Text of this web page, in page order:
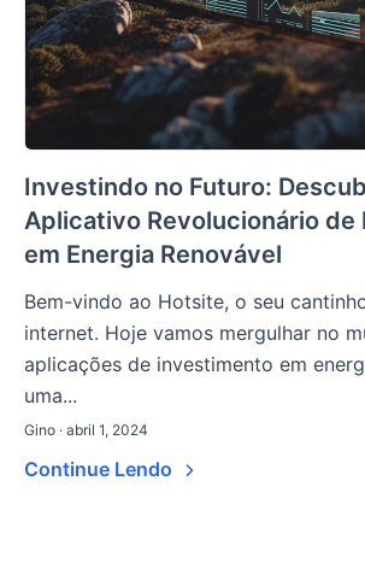
Investindo no Futuro:
Aplicativo Revolucionário
em Energia Renovável
Bem-vindo ao Hotsite, o seu
internet. Hoje vamos mergulhar no
aplicações de investimento em
uma...
Gino · abril 1, 2024
Continue Lendo